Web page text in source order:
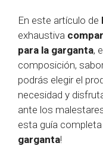
En este artículo de
exhaustiva
para la garganta,
composición,
podrás elegir el
necesidad y
ante los
esta guía
garganta!